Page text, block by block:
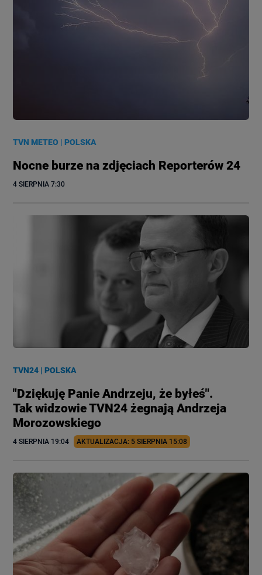
TVN METEO |POLSKA
Nocne burze na zdjęciach Reporterów 24
4 SIERPNIA 7:30
TVN24 |POLSKA
"Dziękuję Panie Andrzeju, że byłeś".
Tak widzowie TVN24 żegnają Andrzeja
Morozowskiego
4 SIERPNIA 19:04 AKTUALIZACJA: 5 SIERPNIA 15:08